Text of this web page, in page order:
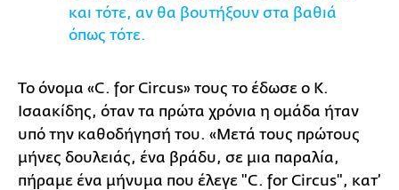
και τότε, αν θα βουτήξουν στα βαθιά
όπως τότε.
Το όνομα «C. for Circus» τους το έδωσε ο Κ.
Ισαακίδης, όταν τα πρώτα χρόνια η ομάδα ήταν
υπό την καθοδήγησή του. «Μετά τους πρώτους
μήνες δουλειάς, ένα βράδυ, σε μια παραλία,
πήραμε ένα μήνυμα που έλεγε "C. for Circus", κατ’